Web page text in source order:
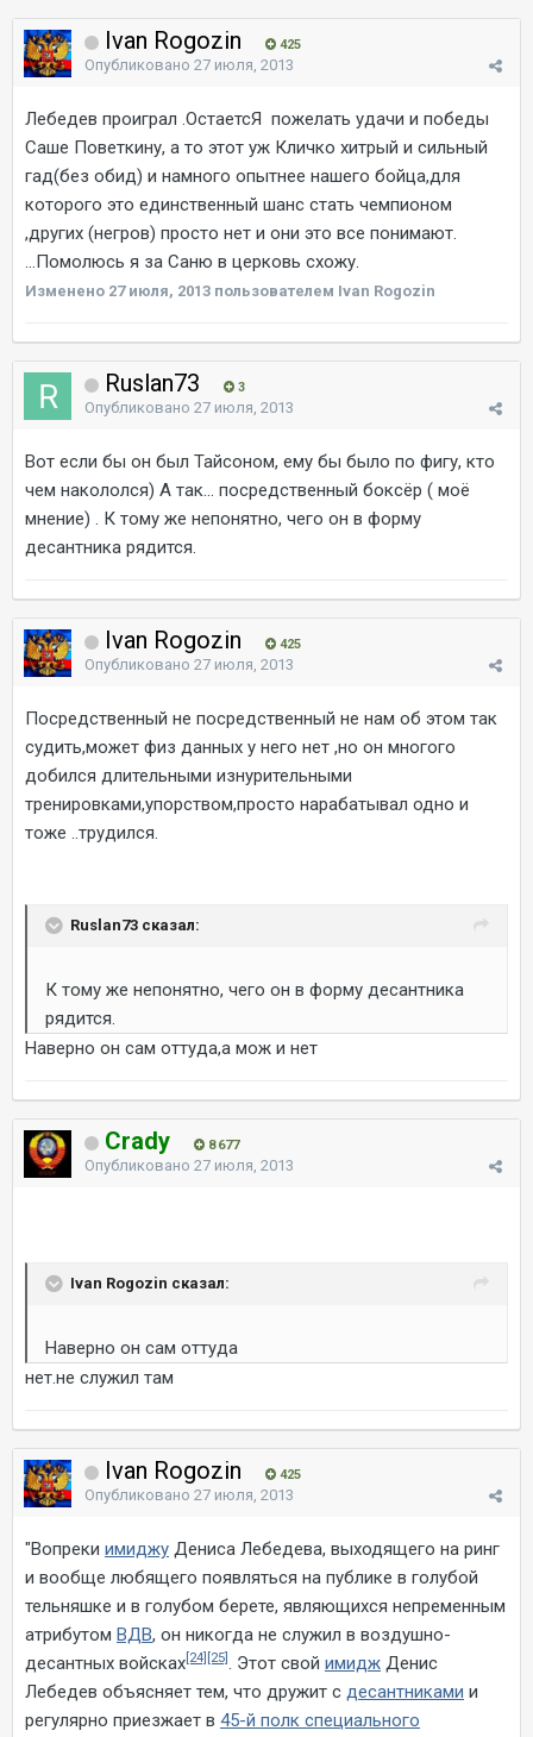
Ivan Rogozin 425
Опубликовано 27 июля, 2013
Лебедев проиграл .ОстаетсЯ пожелать удачи и победы
Саше Поветкину, а то этот уж Кличко хитрый и сильный
гад(без обид) и намного опытнее нашего бойца,для
которого это единственный шанс стать чемпионом
,других (негров) просто нет и они это все понимают.
...Помолюсь я за Саню в церковь схожу.
Изменено 27 июля, 2013 пользователем Ivan Rogozin
Ruslan73 3
Опубликовано 27 июля, 2013
Вот если бы он был Тайсоном, ему бы было по фигу, кто
чем накололся) А так... посредственный боксёр ( моё
мнение) . К тому же непонятно, чего он в форму
десантника рядится.
Ivan Rogozin 425
Опубликовано 27 июля, 2013
Посредственный не посредственный не нам об этом так
судить,может физ данных у него нет ,но он многого
добился длительными изнурительными
тренировками,упорством,просто нарабатывал одно и
тоже ..трудился.
Ruslan73 сказал:
К тому же непонятно, чего он в форму десантника
рядится.
Наверно он сам оттуда,а мож и нет
Crady 8 677
Опубликовано 27 июля, 2013
Ivan Rogozin сказал:
Наверно он сам оттуда
нет.не служил там
Ivan Rogozin 425
Опубликовано 27 июля, 2013
"Вопреки имиджу Дениса Лебедева, выходящего на ринг
и вообще любящего появляться на публике в голубой
тельняшке и в голубом берете, являющихся непременным
атрибутом ВДВ, он никогда не служил в воздушно-
десантных войсках [24] [25] . Этот свой имидж Денис
Лебедев объясняет тем, что дружит с десантниками и
регулярно приезжает в 45-й полк специального